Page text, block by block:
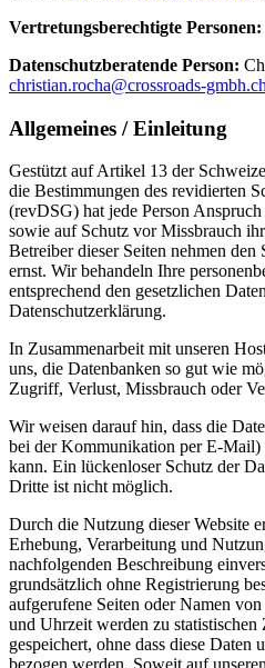
Vertretungsberechtigte Personen:
Datenschutzberatende Person:
christian.rocha@crossroads-gmbh.ch
Allgemeines / Einleitung
Gestützt auf Artikel 13 der
die Bestimmungen des revidierten
(revDSG) hat jede Person
sowie auf Schutz vor Missbrauch
Betreiber dieser Seiten nehmen
ernst. Wir behandeln Ihre
entsprechend den gesetzlichen
Datenschutzerklärung.
In Zusammenarbeit mit unseren
uns, die Datenbanken so gut wie
Zugriff, Verlust, Missbrauch oder
Wir weisen darauf hin, dass die
bei der Kommunikation per E-Mail)
kann. Ein lückenloser Schutz der
Dritte ist nicht möglich.
Durch die Nutzung dieser Website
Erhebung, Verarbeitung und
nachfolgenden Beschreibung
grundsätzlich ohne Registrierung
aufgerufene Seiten oder Namen
und Uhrzeit werden zu
gespeichert, ohne dass diese Daten